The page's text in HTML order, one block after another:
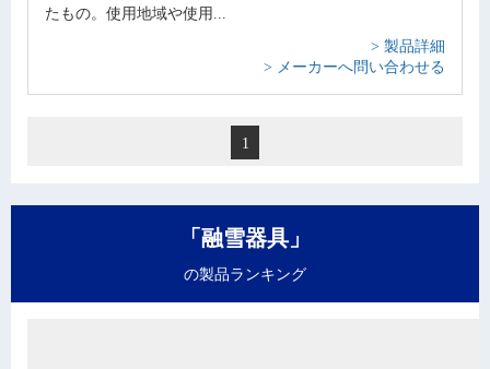
たもの。使用地域や使用...
> 製品詳細
> メーカーへ問い合わせる
1
「融雪器具」
の製品ランキング